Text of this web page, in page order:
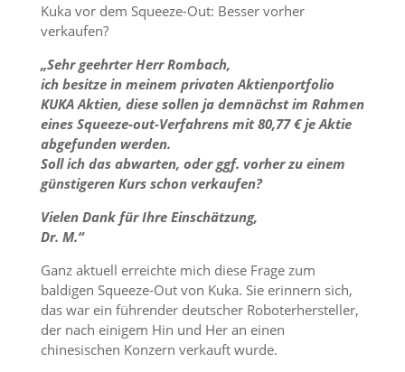
Kuka vor dem Squeeze-Out: Besser vorher
verkaufen?
„Sehr geehrter Herr Rombach,
ich besitze in meinem privaten Aktienportfolio
KUKA Aktien, diese sollen ja demnächst im Rahmen
eines Squeeze-out-Verfahrens mit 80,77 € je Aktie
abgefunden werden.
Soll ich das abwarten, oder ggf. vorher zu einem
günstigeren Kurs schon verkaufen?
Vielen Dank für Ihre Einschätzung,
Dr. M.“
Ganz aktuell erreichte mich diese Frage zum
baldigen Squeeze-Out von Kuka. Sie erinnern sich,
das war ein führender deutscher Roboterhersteller,
der nach einigem Hin und Her an einen
chinesischen Konzern verkauft wurde.